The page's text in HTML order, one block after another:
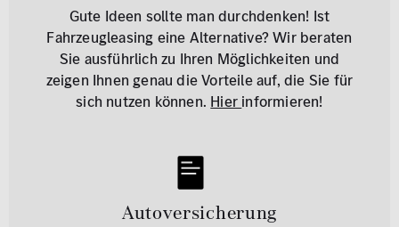
Gute Ideen sollte man durchdenken! Ist
Fahrzeugleasing eine Alternative? Wir beraten
Sie ausführlich zu Ihren Möglichkeiten und
zeigen Ihnen genau die Vorteile auf, die Sie für
sich nutzen können. Hier informieren!
Autoversicherung